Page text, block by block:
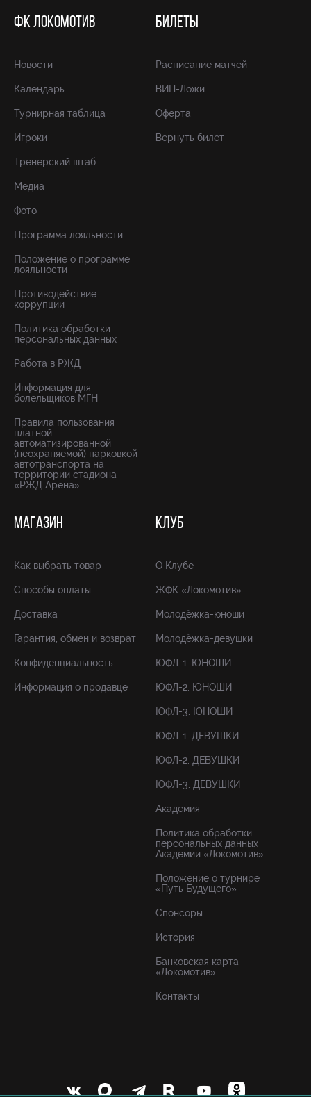
ФК ЛОКОМОТИВ
Новости
Календарь
Турнирная таблица
Игроки
Тренерский штаб
Медиа
Фото
Программа лояльности
Положение о программе
лояльности
Противодействие
коррупции
Политика обработки
персональных данных
Работа в РЖД
Информация для
болельщиков МГН
Правила пользования
платной
автоматизированной
(неохраняемой) парковкой
автотранспорта на
территории стадиона
«РЖД Арена»
БИЛЕТЫ
Расписание матчей
ВИП-Ложи
Оферта
Вернуть билет
МАГАЗИН
Как выбрать товар
Способы оплаты
Доставка
Гарантия, обмен и возврат
Конфиденциальность
Информация о продавце
КЛУБ
О Клубе
ЖФК «Локомотив»
Молодёжка-юноши
Молодёжка-девушки
ЮФЛ-1. ЮНОШИ
ЮФЛ-2. ЮНОШИ
ЮФЛ-3. ЮНОШИ
ЮФЛ-1. ДЕВУШКИ
ЮФЛ-2. ДЕВУШКИ
ЮФЛ-3. ДЕВУШКИ
Академия
Политика обработки
персональных данных
Академии «Локомотив»
Положение о турнире
«Путь Будущего»
Спонсоры
История
Банковская карта
«Локомотив»
Контакты